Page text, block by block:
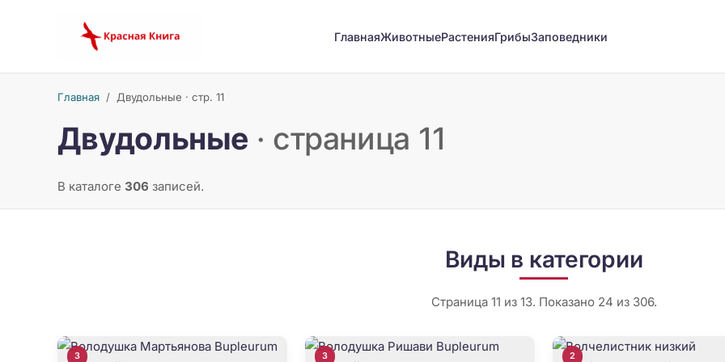
ГлавнаяЖивотныеРастенияГрибыЗаповедники
Главная/ Двудольные · стр. 11
Двудольные · страница 11
В каталоге 306 записей.
Виды в категории
Страница 11 из 13. Показано 24 из 306.
3 3 2